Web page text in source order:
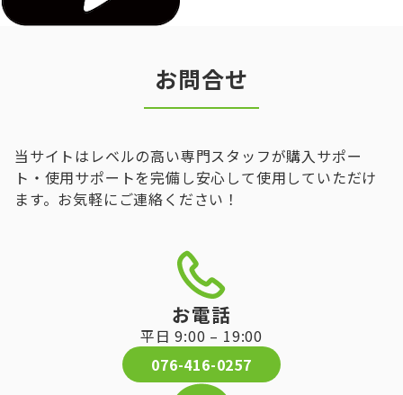
お問合せ
当サイトはレベルの高い専門スタッフが購入サポー
ト・使用サポートを完備し安心して使用していただけ
ます。お気軽にご連絡ください！
お電話
平日 9:00 – 19:00
076-416-0257